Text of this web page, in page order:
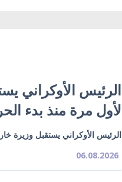
الرئيس الأوكراني
لأول مرة منذ بدء
الرئيس الأوكراني يستقبل وزيرة
06.08.2026